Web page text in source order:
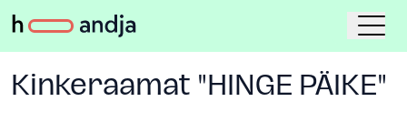
Kinkeraamat "HINGE PÄIKE"